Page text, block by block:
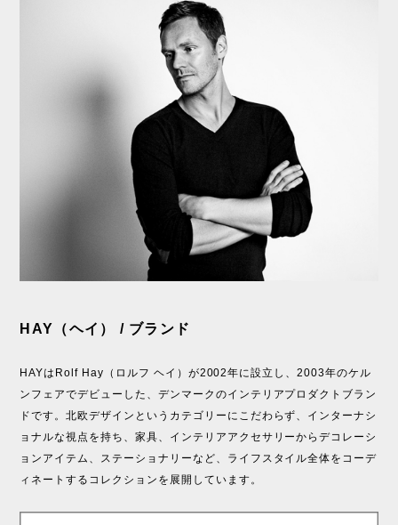
HAY（ヘイ） / ブランド
HAYはRolf Hay（ロルフ ヘイ）が2002年に設立し、2003年のケル
ンフェアでデビューした、デンマークのインテリアプロダクトブラン
ドです。北欧デザインというカテゴリーにこだわらず、インターナシ
ョナルな視点を持ち、家具、インテリアアクセサリーからデコレーシ
ョンアイテム、ステーショナリーなど、ライフスタイル全体をコーデ
ィネートするコレクションを展開しています。